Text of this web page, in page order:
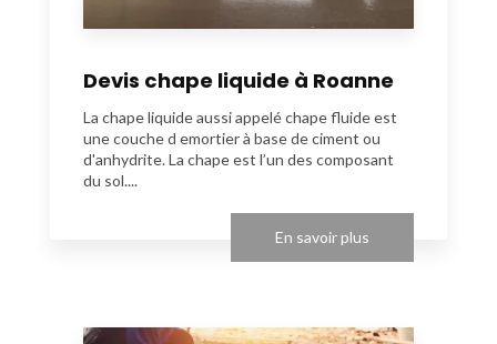
Devis chape liquide à Roanne
La chape liquide aussi appelé chape fluide est
une couche d emortier à base de ciment ou
d'anhydrite. La chape est l’un des composant
du sol....
En savoir plus